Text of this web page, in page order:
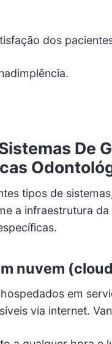
dos
De
tipos de
a infraestrutura da
nuvem
em
via internet.